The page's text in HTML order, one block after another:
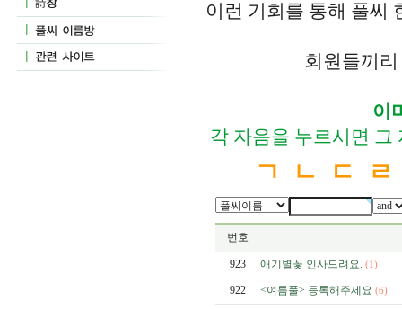
이런 기회를 통해 풀씨
회원들끼
이
각 자음을 누르시면 그
ㄱ ㄴ ㄷ ㄹ
번호
923 애기별꽃 인사드려요. (1)
922 <여름풀> 등록해주세요 (6)